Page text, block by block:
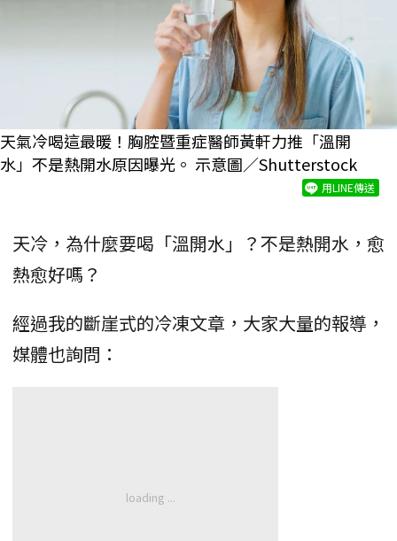
天氣冷喝這最暖！胸腔暨重症醫師黃軒力推「溫開
水」不是熱開水原因曝光。 示意圖／Shutterstock
用LINE傳送
天冷，為什麼要喝「溫開水」？不是熱開水，愈
熱愈好嗎？
經過我的斷崖式的冷凍文章，大家大量的報導，
媒體也詢問：